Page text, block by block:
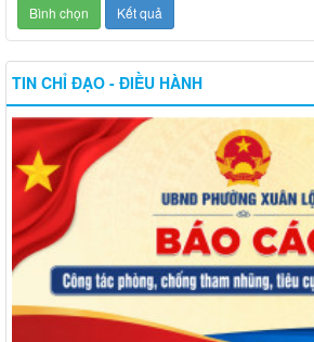
TIN CHỈ ĐẠO - ĐIỀU HÀNH